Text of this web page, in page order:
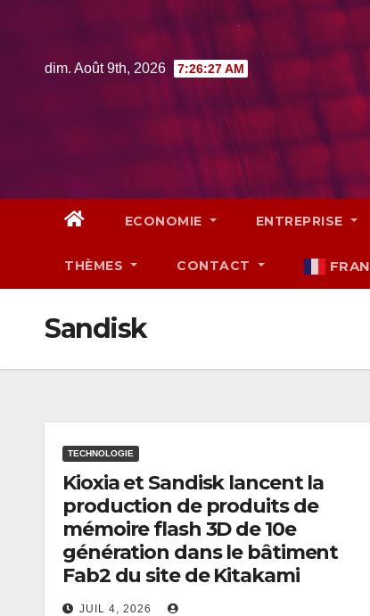
contentdim. Août 9th, 2026 7:26:28 AM
ECONOMIE ENTREPRISE
THÈMES CONTACT
Sandisk
TECHNOLOGIE
Kioxia et Sandisk lancent la
production de produits de
mémoire flash 3D de 10e
génération dans le bâtiment
Fab2 du site de Kitakami
JUIL 4, 2026